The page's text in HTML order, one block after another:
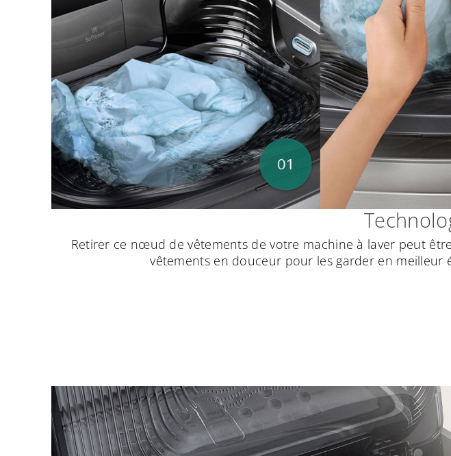
Retirer ce nœud de vêtements de votre machine à laver peut
vêtements en douceur pour les garder en meilleur